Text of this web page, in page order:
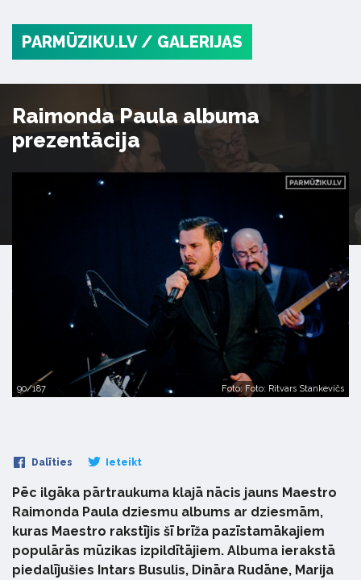
PARMŪZIKU.LV / GALERIJAS
Raimonda Paula albuma
prezentācija
90/187 Foto: Foto: Ritvars Stankevičs
Dalīties Ieteikt
Pēc ilgāka pārtraukuma klajā nācis jauns Maestro
Raimonda Paula dziesmu albums ar dziesmām,
kuras Maestro rakstījis šī brīža pazīstamākajiem
populārās mūzikas izpildītājiem. Albuma ierakstā
piedalījušies Intars Busulis, Dināra Rudāne, Marija